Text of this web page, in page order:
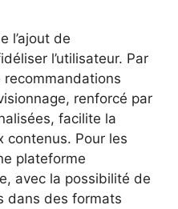
l’ajout de
l’utilisateur. Par
renforcé par
facilite la
contenus. Pour les
plateforme
avec la possibilité de
dans des formats